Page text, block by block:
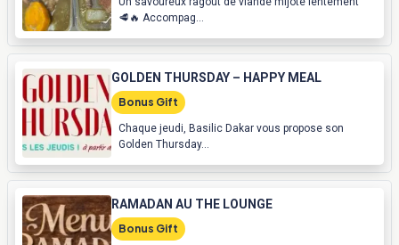
🥩🔥 Accompag...
GOLDEN THURSDAY – HAPPY MEAL
Bonus Gift
Chaque jeudi, Basilic Dakar vous propose son
Golden Thursday...
RAMADAN AU THE LOUNGE
Bonus Gift